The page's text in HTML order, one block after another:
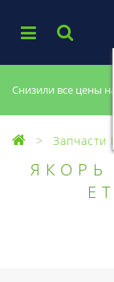
Снизили все цены
Запчасти
ЯКОРЬ